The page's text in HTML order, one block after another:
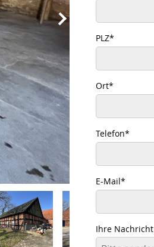
PLZ*
Ort*
Telefon*
E-Mail*
Ihre Nachricht